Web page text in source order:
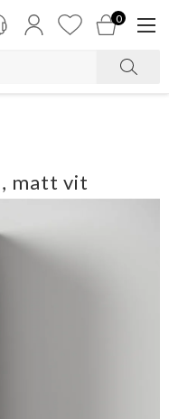
0
matt vit